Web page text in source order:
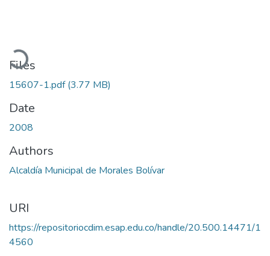
Loading...
Files
15607-1.pdf(3.77 MB)
Date
2008
Authors
Alcaldía Municipal de Morales Bolívar
URI
https://repositoriocdim.esap.edu.co/handle/20.500.14471/1
4560